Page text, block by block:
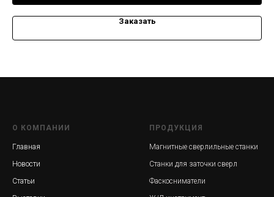
Заказать
О КОМПАНИИ
Главная
Новости
Статьи
ПРОДУКЦИЯ
Магнитные сверлильные станки
Станки для заточки сверл
Фаскосниматели